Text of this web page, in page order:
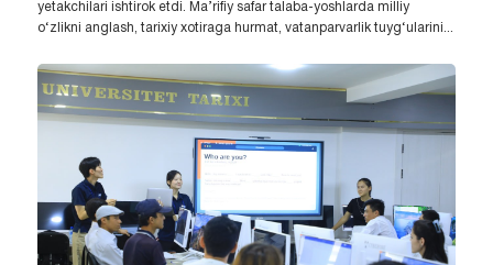
yetakchilari ishtirok etdi. Ma’rifiy safar talaba-yoshlarda milliy
o‘zlikni anglash, tarixiy xotiraga hurmat, vatanparvarlik tuyg‘ularini...